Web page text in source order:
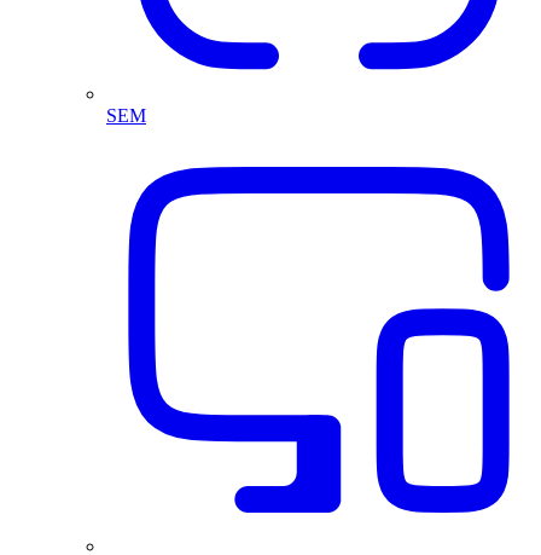
SEM